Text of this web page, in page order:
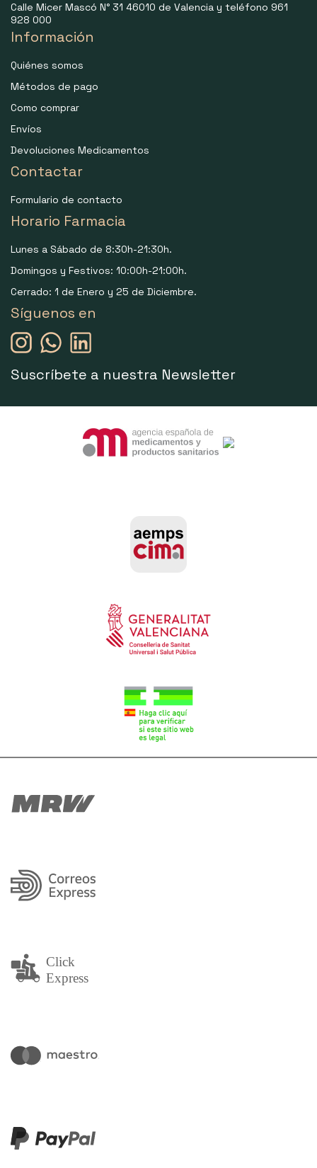
Calle Micer Mascó N° 31 46010 de Valencia y teléfono 961
928 000
Información
Quiénes somos
Métodos de pago
Como comprar
Envíos
Devoluciones Medicamentos
Contactar
Formulario de contacto
Horario Farmacia
Lunes a Sábado de 8:30h-21:30h.
Domingos y Festivos: 10:00h-21:00h.
Cerrado: 1 de Enero y 25 de Diciembre.
Síguenos en
Suscríbete a nuestra Newsletter